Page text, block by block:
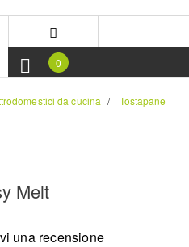
0
da cucina
Tostapane
Melt
una recensione